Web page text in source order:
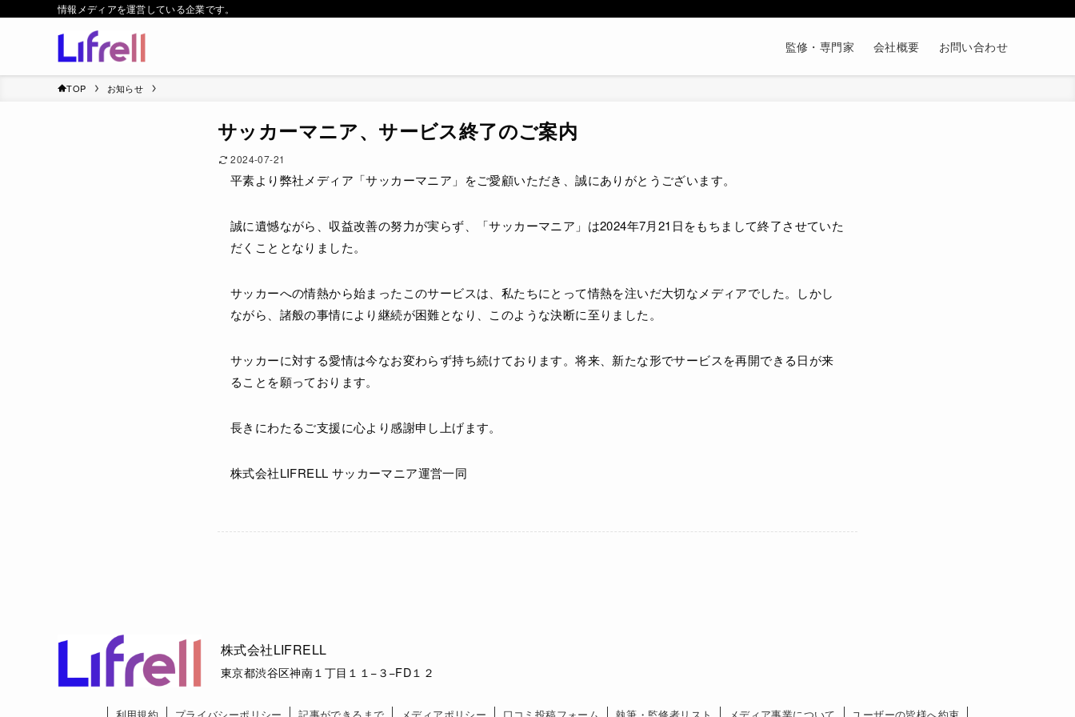
情報メディアを運営している企業です。
監修・専門家 会社概要 お問い合わせ
TOP お知らせ
サッカーマニア、サービス終了のご案内
2024-07-21
平素より弊社メディア「サッカーマニア」をご愛顧いただき、誠にありがとうございます。
誠に遺憾ながら、収益改善の努力が実らず、「サッカーマニア」は2024年7月21日をもちまして終了させていた
だくこととなりました。
サッカーへの情熱から始まったこのサービスは、私たちにとって情熱を注いだ大切なメディアでした。しかし
ながら、諸般の事情により継続が困難となり、このような決断に至りました。
サッカーに対する愛情は今なお変わらず持ち続けております。将来、新たな形でサービスを再開できる日が来
ることを願っております。
長きにわたるご支援に心より感謝申し上げます。
株式会社LIFRELL サッカーマニア運営一同
株式会社LIFRELL
東京都渋谷区神南１丁目１１−３−FD１２
利用規約 プライバシーポリシー 記事ができるまで メディアポリシー 口コミ投稿フォーム 執筆・監修者リスト メディア事業について ユーザーの皆様へ約束